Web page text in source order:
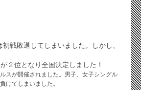
戦敗退してしまいました。しかし、
２位となり全国決定しました！
スが開催されました。男子、女子シングル
けてしまいました。